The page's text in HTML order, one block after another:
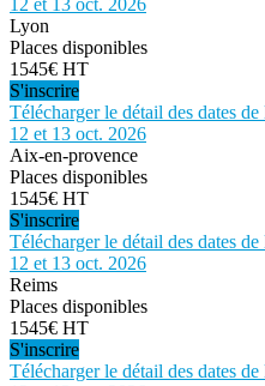
12 et 13 oct. 2026
Lyon
Places disponibles
1545€ HT
S'inscrire
Télécharger le détail des dates de
12 et 13 oct. 2026
Aix-en-provence
Places disponibles
1545€ HT
S'inscrire
Télécharger le détail des dates de
12 et 13 oct. 2026
Reims
Places disponibles
1545€ HT
S'inscrire
Télécharger le détail des dates de